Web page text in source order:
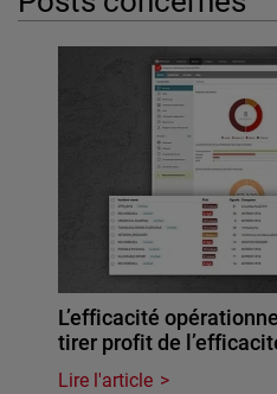
L’efficacité
tirer profit de
Lire l'article